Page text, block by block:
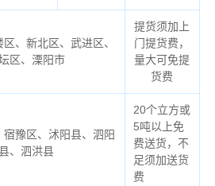
、新北区、武进区、
区、溧阳市
提货须加上
门提货费，
量大可免提
货费
豫区、沭阳县、泗阳
、泗洪县
20个立方或
5吨以上免
费送货，不
足须加送货
费